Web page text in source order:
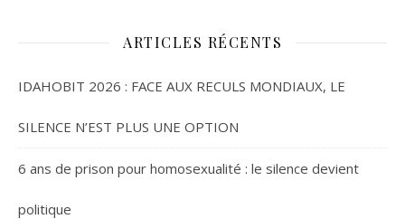
ARTICLES RÉCENTS
IDAHOBIT 2026 : FACE AUX RECULS MONDIAUX, LE
SILENCE N’EST PLUS UNE OPTION
6 ans de prison pour homosexualité : le silence devient
politique